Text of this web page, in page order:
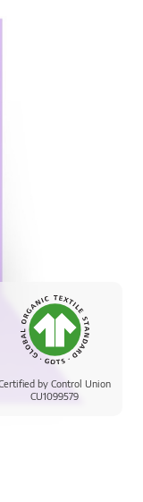
by Control Union
CU1099579